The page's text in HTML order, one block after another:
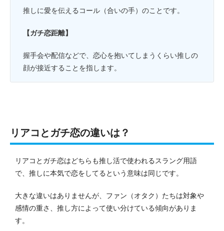
推しに愛を伝えるコール（合いの手）のことです。
【ガチ恋距離】
握手会や配信などで、恋心を抱いてしまうくらい推しの
顔が接近することを指します。
リアコとガチ恋の違いは？
リアコとガチ恋はどちらも推し活で使われるスラング用語
で、推しに本気で恋をしてるという意味は同じです。
大きな違いはありませんが、ファン（オタク）たちは対象や
感情の重さ、推し方によって使い分けている傾向がありま
す。